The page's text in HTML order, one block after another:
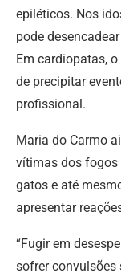
epiléticos. Nos
pode
Em cardiopatas,
de precipitar
profissional.
Maria do Carmo
vítimas dos fogos
gatos e até
apresentar
“Fugir em
sofrer